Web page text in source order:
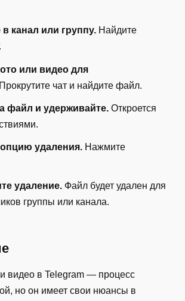
канал или группу. Найдите
или видео для
Прокрутите чат и найдите файл.
файл и удерживайте. Откроется
удаления. Нажмите
удаление. Файл будет удален для
группы или канала.
видео в Telegram — процесс
но он имеет свои нюансы в